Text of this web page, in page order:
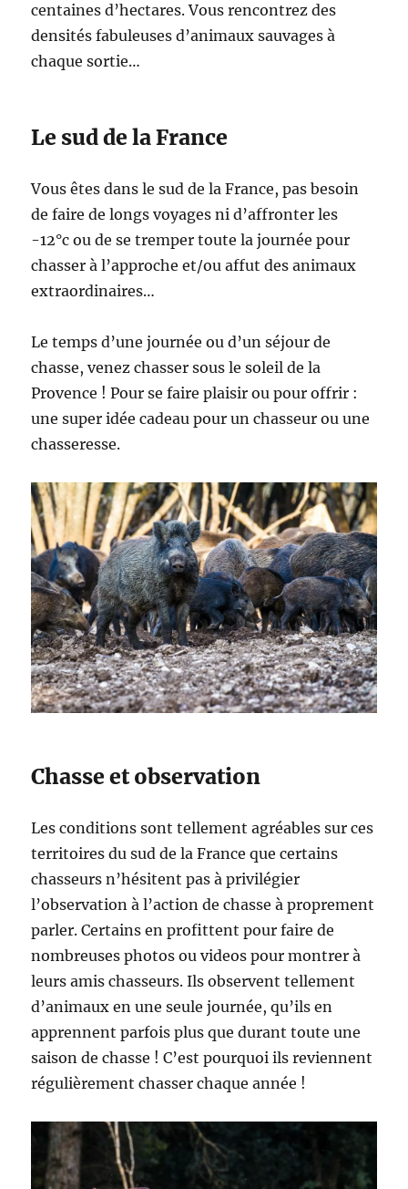
centaines d’hectares. Vous rencontrez des
densités fabuleuses d’animaux sauvages à
chaque sortie…
Le sud de la France
Vous êtes dans le sud de la France, pas besoin
de faire de longs voyages ni d’affronter les
-12°c ou de se tremper toute la journée pour
chasser à l’approche et/ou affut des animaux
extraordinaires…
Le temps d’une journée ou d’un séjour de
chasse, venez chasser sous le soleil de la
Provence ! Pour se faire plaisir ou pour offrir :
une super idée cadeau pour un chasseur ou une
chasseresse.
Chasse et observation
Les conditions sont tellement agréables sur ces
territoires du sud de la France que certains
chasseurs n’hésitent pas à privilégier
l’observation à l’action de chasse à proprement
parler. Certains en profittent pour faire de
nombreuses photos ou videos pour montrer à
leurs amis chasseurs. Ils observent tellement
d’animaux en une seule journée, qu’ils en
apprennent parfois plus que durant toute une
saison de chasse ! C’est pourquoi ils reviennent
régulièrement chasser chaque année !